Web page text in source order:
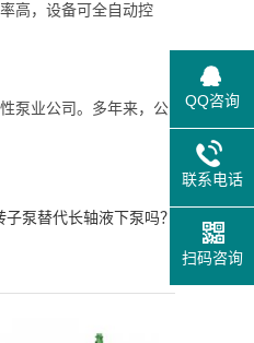
高，设备可全自动控
泵业公司。多年来，公
泵替代长轴液下泵吗？
QQ咨询
联系电话
扫码咨询